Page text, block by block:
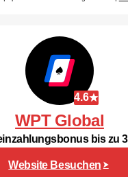
4.6
WPT Global
bis zu
Website Besuchen